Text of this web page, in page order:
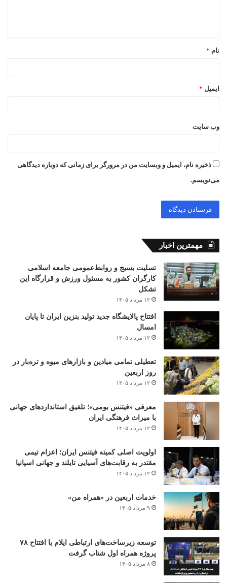
*
نام *
ایمیل *
وب‌ سایت
ذخیره نام، ایمیل و وبسایت من در مرورگر برای زمانی که دوباره دیدگاهی
می‌نویسم.
مهمترین اخبار
تسلیت بسیج و روابط‌عمومی جامعه اسلامی
کارگران کشور به مسئول ورزش و قرارگاه این
تشکل
۱۲ مرداد ۱۴۰۵
افتتاح ‌پالایشگاه جدید تولید بنزین ایران تا پایان
امسال
۱۲ مرداد ۱۴۰۵
تعطیلی تمامی میادین و بازارهای میوه و تره‌بار در
روز اربعین
۱۲ مرداد ۱۴۰۵
معرفی «فیتنس بومی»؛ تلفیق استانداردهای جهانی
با میراث فرهنگی ایران
۱۲ مرداد ۱۴۰۵
اولویت اصلی کمیته فیتنس ایران؛ اعزام تیمی
مقتدر به رقابت‌های آسیایی تایلند و جهانی اسپانیا
۱۲ مرداد ۱۴۰۵
خدمات اربعین در «همراه من»
۹ مرداد ۱۴۰۵
توسعه زیرساخت‌های ارتباطی ایلام با افتتاح ۷۸
پروژه همراه اول شتاب گرفت
۸ مرداد ۱۴۰۵